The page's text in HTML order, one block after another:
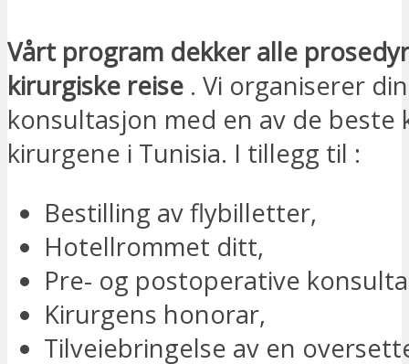
Vårt program dekker alle
kirurgiske reise . Vi organiserer
konsultasjon med en av de beste
kirurgene i Tunisia. I tillegg til :
Bestilling av flybilletter,
Hotellrommet ditt,
Pre- og postoperative
Kirurgens honorar,
Tilveiebringelse av en